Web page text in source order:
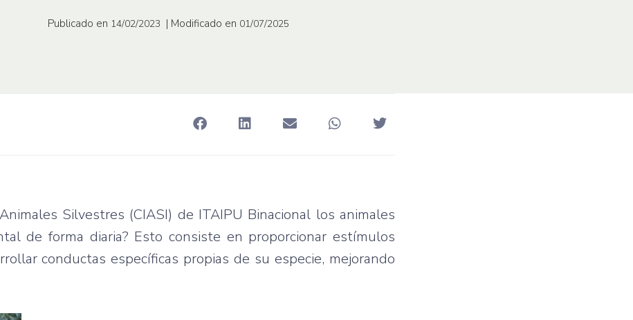
Publicado en 14/02/2023 | Modificado en 01/07/2025
Silvestres (CIASI) de ITAIPU Binacional los animales
de forma diaria? Esto consiste en proporcionar estímulos
conductas específicas propias de su especie, mejorando